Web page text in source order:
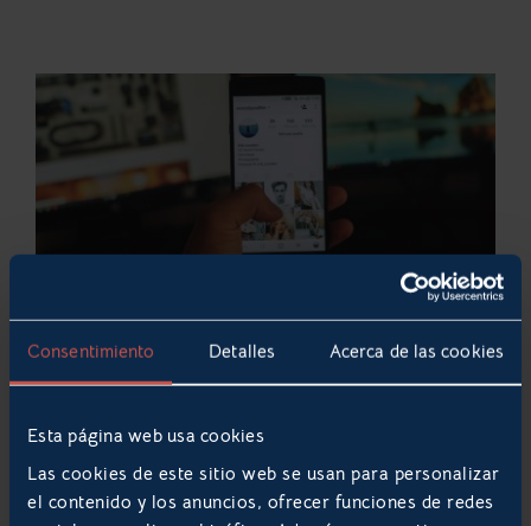
Consentimiento Detalles Acerca de las cookies
Esta página web usa cookies
Las cookies de este sitio web se usan para personalizar
el contenido y los anuncios, ofrecer funciones de redes
Promoción directa y constante
enorme. Además, no solo cuentas con la publicidad de
pago (realmente eficaz), sino también están presentes